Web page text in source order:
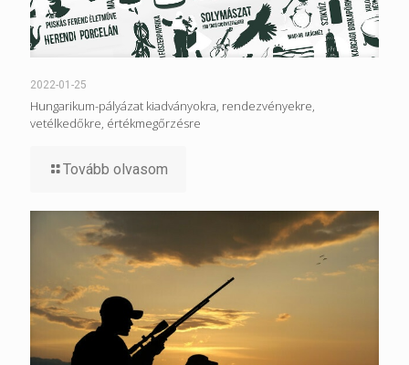
2022-01-25
Hungarikum-pályázat kiadványokra, rendezvényekre,
vetélkedőkre, értékmegőrzésre
Tovább olvasom